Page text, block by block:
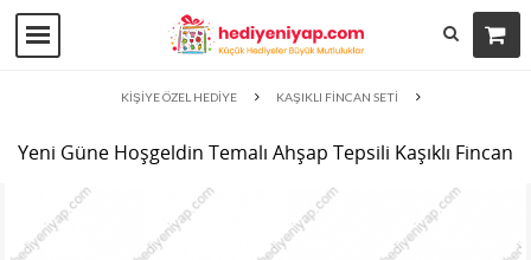
KİŞİYE ÖZEL HEDİYE KAŞIKLI FİNCAN SETİ
Yeni Güne Hoşgeldin Temalı Ahşap Tepsili Kaşıklı Fincan